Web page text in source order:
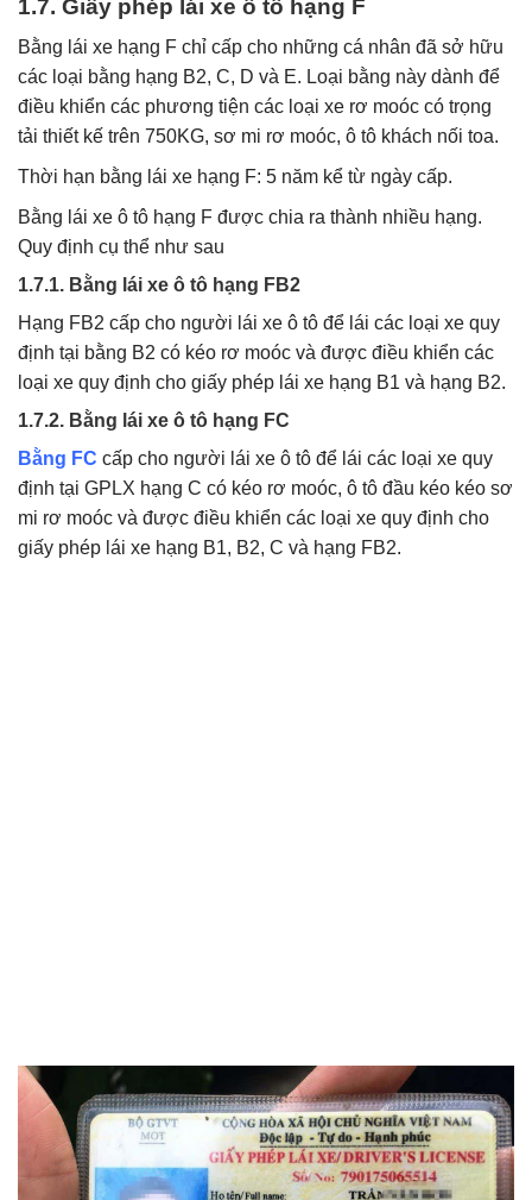
1.7. Giấy phép lái xe ô tô hạng F
Bằng lái xe hạng F chỉ cấp cho những cá nhân đã sở hữu
các loại bằng hạng B2, C, D và E. Loại bằng này dành để
điều khiển các phương tiện các loại xe rơ moóc có trọng
tải thiết kế trên 750KG, sơ mi rơ moóc, ô tô khách nối toa.
Thời hạn bằng lái xe hạng F: 5 năm kể từ ngày cấp.
Bằng lái xe ô tô hạng F được chia ra thành nhiều hạng.
Quy định cụ thể như sau
1.7.1. Bằng lái xe ô tô hạng FB2
Hạng FB2 cấp cho người lái xe ô tô để lái các loại xe quy
định tại bằng B2 có kéo rơ moóc và được điều khiển các
loại xe quy định cho giấy phép lái xe hạng B1 và hạng B2.
1.7.2. Bằng lái xe ô tô hạng FC
Bằng FC cấp cho người lái xe ô tô để lái các loại xe quy
định tại GPLX hạng C có kéo rơ moóc, ô tô đầu kéo kéo sơ
mi rơ moóc và được điều khiển các loại xe quy định cho
giấy phép lái xe hạng B1, B2, C và hạng FB2.